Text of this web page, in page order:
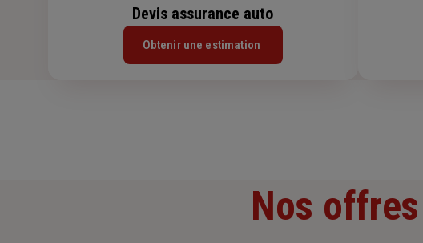
Devis assurance auto
Obtenir une estimation
Nos offres